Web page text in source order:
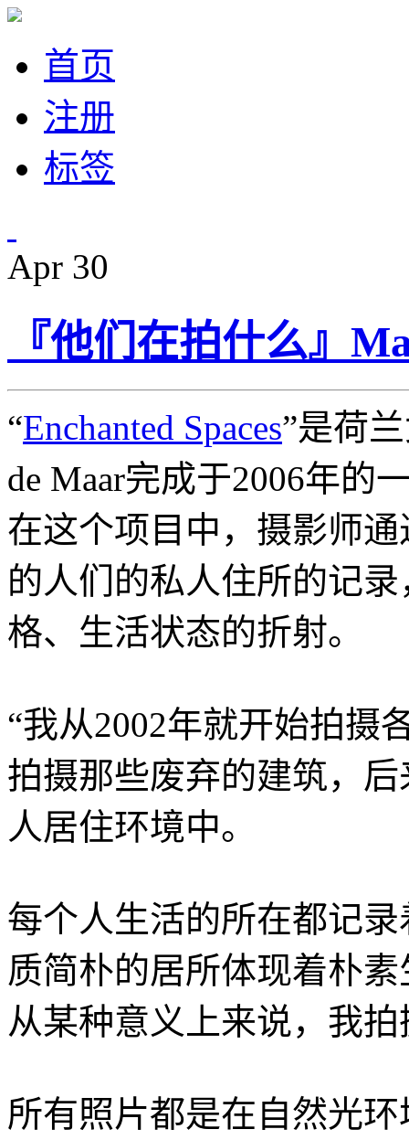
首页
注册
标签
Apr 30
『他们在拍什么』
“Enchanted Spaces”是荷
de Maar完成于2006年的
在这个项目中，摄影师
的人们的私人住所的记
格、生活状态的折射。
“我从2002年就开始拍摄
拍摄那些废弃的建筑，
人居住环境中。
每个人生活的所在都记
质简朴的居所体现着朴
从某种意义上来说，我
所有照片都是在自然光